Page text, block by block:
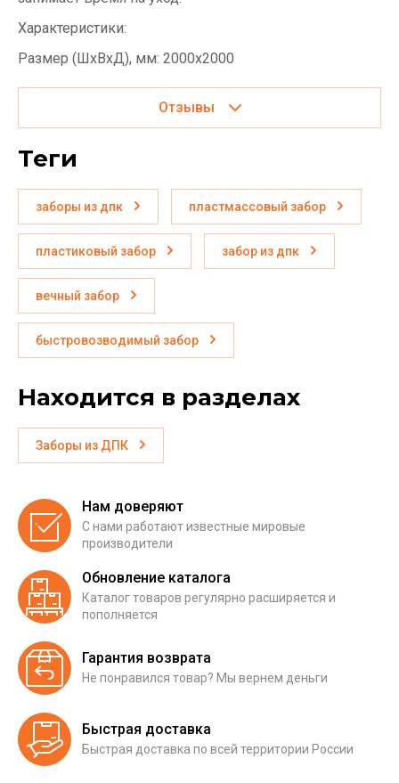
Характеристики:
Размер (ШхВхД), мм: 2000x2000
Отзывы
теги
заборы из дпк пластмассовый забор
пластиковый забор забор из дпк
вечный забор
быстровозводимый забор
Находится в разделах
Заборы из ДПК
Нам доверяют
С нами работают известные мировые
производители
Обновление каталога
Каталог товаров регулярно расширяется и
пополняется
Гарантия возврата
Не понравился товар? Мы вернем деньги
Быстрая доставка
Быстрая доставка по всей территории России